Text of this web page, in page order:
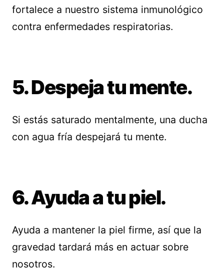
fortalece a nuestro sistema inmunológico
contra enfermedades respiratorias.
5. Despeja tu mente.
Si estás saturado mentalmente, una ducha
con agua fría despejará tu mente.
6. Ayuda a tu piel.
Ayuda a mantener la piel firme, así que la
gravedad tardará más en actuar sobre
nosotros.